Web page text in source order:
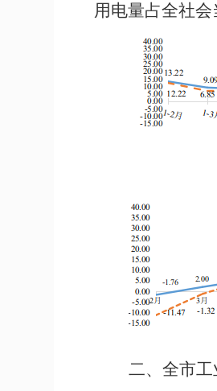
用电量占全社
二、 全市